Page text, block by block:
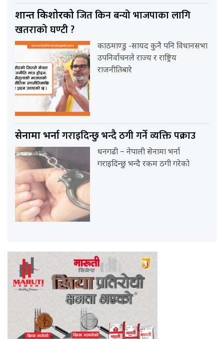
प्रशान्त किशोरकोजित किन बन्यो भाजपाका लागि
खतराको घण्टी ?
काठमाण्डु -सायद कुनै पनि विधानसभा
उपनिर्वाचनले राज्य र राष्ट्रिय
राजनीतिबारे
सेनामा भर्नागराइदिन्छु भन्दै ठगी गर्ने व्यक्ति पक्राउ
धनगढी – नेपाली सेनामा भर्ना
गराइदिन्छु भन्दै रकम ठगी गरेको